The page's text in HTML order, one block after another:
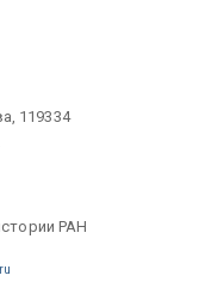
119334
РАН